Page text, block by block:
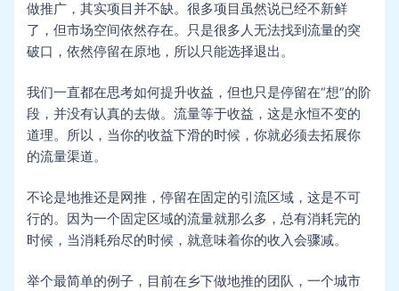
做推广，其实项目并不缺。很多项目虽然说已经不新鲜
了，但市场空间依然存在。只是很多人无法找到流量的突
破口，依然停留在原地，所以只能选择退出。
我们一直都在思考如何提升收益，但也只是停留在“想”的阶
段，并没有认真的去做。流量等于收益，这是永恒不变的
道理。所以，当你的收益下滑的时候，你就必须去拓展你
的流量渠道。
不论是地推还是网推，停留在固定的引流区域，这是不可
行的。因为一个固定区域的流量就那么多，总有消耗完的
时候，当消耗殆尽的时候，就意味着你的收入会骤减。
举个最简单的例子，目前在乡下做地推的团队，一个城市